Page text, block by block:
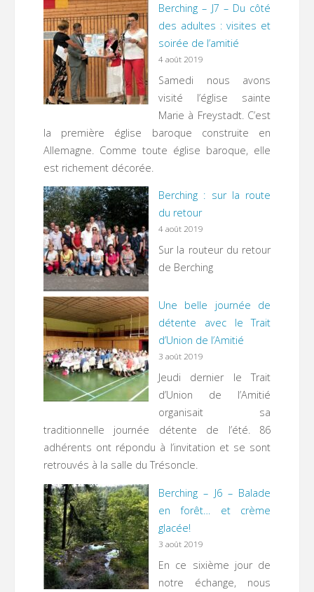
Berching – J7 – Du côté
des adultes : visites et
soirée de l’amitié
4 août 2019
Samedi nous avons
visité l’église sainte
Marie à Freystadt. C’est
la première église baroque construite en
Allemagne. Comme toute église baroque, elle
est richement décorée.
Berching : sur la route
du retour
4 août 2019
Sur la routeur du retour
de Berching
Une belle journée de
détente avec le Trait
d’Union de l’Amitié
3 août 2019
Jeudi dernier le Trait
d’Union de l’Amitié
organisait sa
traditionnelle journée détente de l’été. 86
adhérents ont répondu à l’invitation et se sont
retrouvés à la salle du Trésoncle.
Berching – J6 – Balade
en forêt… et crème
glacée!
3 août 2019
En ce sixième jour de
notre échange, nous